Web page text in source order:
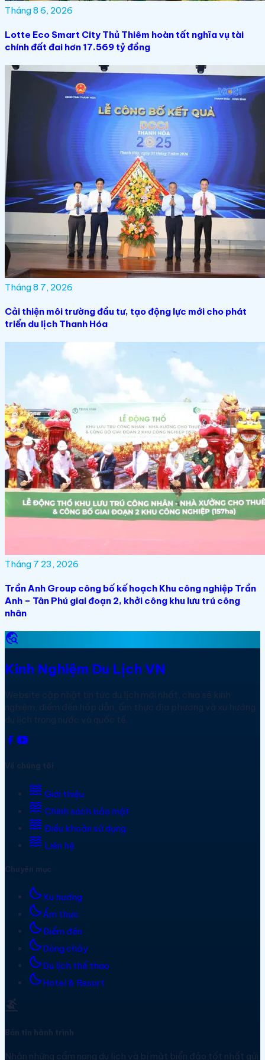
Tháng 8 6, 2026
Lotte Eco Smart City Thủ Thiêm hoàn tất nghĩa vụ tài
chính đất đai hơn 17.569 tỷ đồng
Tháng 8 7, 2026
Cải thiện môi trường đầu tư, tạo động lực mới cho phát
triển du lịch Thanh Hóa
Tháng 7 23, 2026
Trần Anh Group công bố kế hoạch Khu công nghiệp Trần
Anh – Tân Phú giai đoạn 2, khởi công khu lưu trú công
nhân
travel_explore
Kinh Nghiệm Du Lịch VN
Website cập nhật tin tức du lịch mới nhất, chia sẻ kinh
nghiệm, điểm đến hấp dẫn, ẩm thực địa phương và xu hướng
du lịch trong nước và quốc tế.
Về chúng tôi
waves Giới thiệu
waves Chính sách bảo mật
waves Điều khoản sử dụng
waves Liên hệ
Chuyên mục
bedtimeXu hướng
bedtimeẨm thực
bedtimeĐiểm đến
bedtimeDòng chảy
bedtimeDu lịch thể thao
bedtimeHotel & Resort
surfing
Bản tin hành trình
Nhận những cẩm nang du lịch và bí mật biển đảo tốt nhất gửi